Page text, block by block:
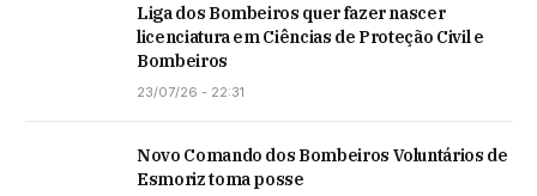
Liga dos Bombeiros quer fazer nascer
licenciatura em Ciências de Proteção Civil e
Bombeiros
23/07/26 - 22:31
Novo Comando dos Bombeiros Voluntários de
Esmoriz toma posse